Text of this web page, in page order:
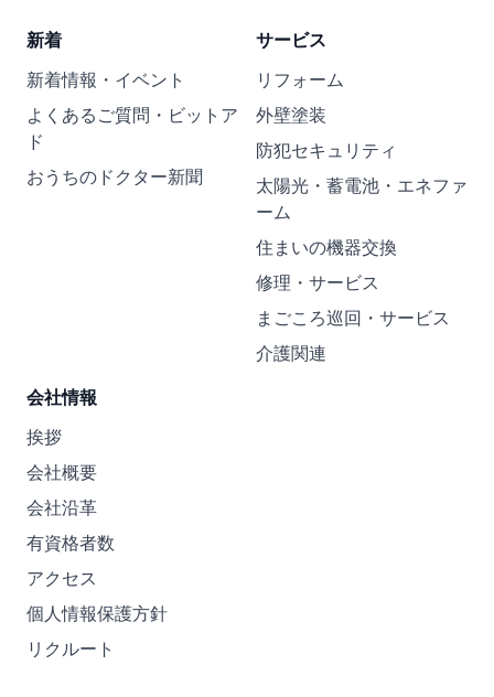
新着
新着情報・イベント
よくあるご質問・ビットア
ド
おうちのドクター新聞
サービス
リフォーム
外壁塗装
防犯セキュリティ
太陽光・蓄電池・エネファ
ーム
住まいの機器交換
修理・サービス
まごころ巡回・サービス
介護関連
会社情報
挨拶
会社概要
会社沿革
有資格者数
アクセス
個人情報保護方針
リクルート